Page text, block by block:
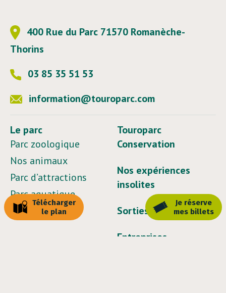
Je réserve
mes billets
Télécharger
le plan
400 Rue du Parc 71570 Romanèche-
Thorins
03 85 35 51 53
information@touroparc.com
Le parc
Parc zoologique
Nos animaux
Parc d’attractions
Parc aquatique
Musées
Touroparc
Conservation
Nos expériences
insolites
Sorties de groupe
Entreprises